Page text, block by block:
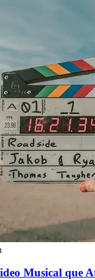
Musical que